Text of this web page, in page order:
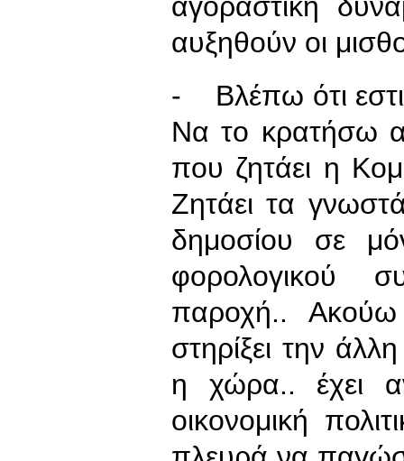
αυξηθούν οι
- Βλέπω ότι
Να το κρατήσω
που ζητάει η
Ζητάει τα
δημοσίου σε
φορολογικού
παροχή..
στηρίξει την
η χώρα.. έχει
οικονομική